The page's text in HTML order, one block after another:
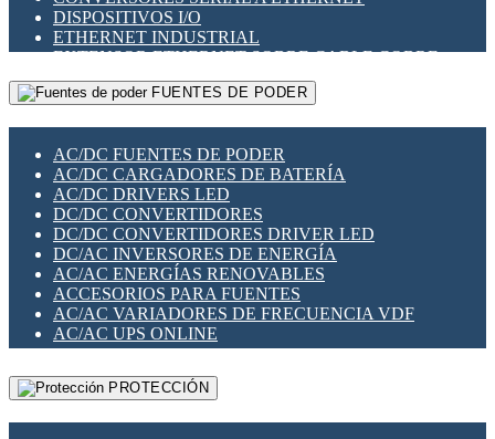
RELÉS DE ESTADO SÓLIDO SSR
RELÉS INDUSTRIALES
RELÉS MINIATURA DE POTENCIA
SENSORES MAGNÉTICOS
SWITCH Y MICROSWITCH
TARJETAS PI
UNIÓN Y DERIVACIÓN DE CABLE
DISPOSITIVOS I/O
ETHERNET INDUSTRIAL
EXTENSOR ETHERNET SOBRE CABLE COBRE
GATEWAY LORAWAN
GESTIÓN DE REDES
PLACAS MODULARES IOT
SWITCHES Y REDES WIFI
SOLUCIONES IOT
SOLUCIONES LORAWAN
SOLUCIONES RED CELULAR
SEGURIDAD PARA REDES
SWITCHES LAN
TELEFONÍA IP (VOIP)
VIGILANCIA IP (CCTV)
MESHTASTIC
FUENTES DE PODER
AC/DC FUENTES DE PODER
AC/DC CARGADORES DE BATERÍA
AC/DC DRIVERS LED
DC/DC CONVERTIDORES
DC/DC CONVERTIDORES DRIVER LED
DC/AC INVERSORES DE ENERGÍA
AC/AC ENERGÍAS RENOVABLES
ACCESORIOS PARA FUENTES
AC/AC VARIADORES DE FRECUENCIA VDF
AC/AC UPS ONLINE
PROTECCIÓN